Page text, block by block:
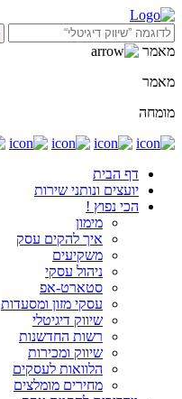
מאמר
מאמר
מומחה
דף הבית
יועצים ונותני שירות
הכי נפוץ !
מימון
איך להקים עסק
משקיעים
ניהול עסקי
סטארט-אפ
עסקי מזון ומסעדות
שיווק דיגיטלי
רשות החדשנות
שיווק ומכירות
הלוואות לעסקים
מחירים מומלצים